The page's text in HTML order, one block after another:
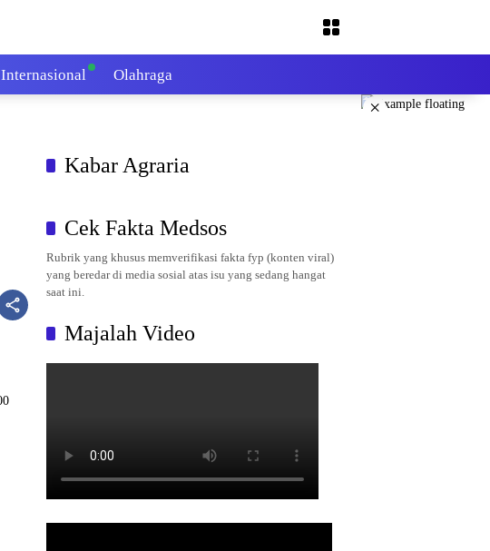
Internasional Olahraga
×
Kabar Agraria
Cek Fakta Medsos
Rubrik yang khusus memverifikasi fakta fyp (konten viral)
yang beredar di media sosial atas isu yang sedang hangat
saat ini.
Majalah Video